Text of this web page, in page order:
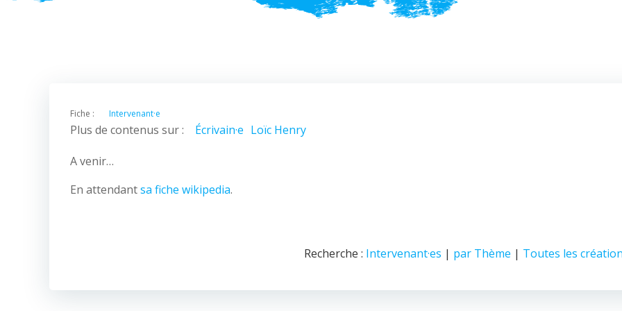
Fiche : Intervenant·e
Plus de contenus sur : Écrivain·e Loïc Henry
A venir…
En attendantsa fiche wikipedia.
Recherche : Intervenant·es | par Thème | Toutes les